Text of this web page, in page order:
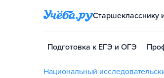
Старшекласснику
Подготовка к ЕГЭ и ОГЭ
Национальный